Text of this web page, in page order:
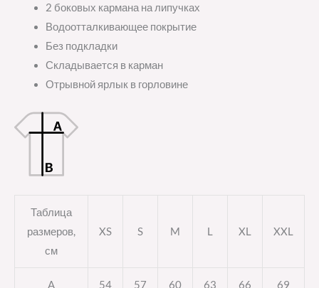
2 боковых кармана на липучках
Водоотталкивающее покрытие
Без подкладки
Складывается в карман
Отрывной ярлык в горловине
Таблица
размеров,
см
XS S M L XL XXL
A 54 57 60 63 66 69